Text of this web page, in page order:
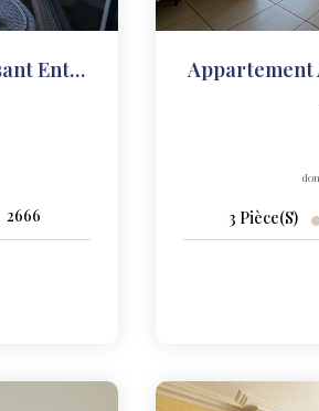
Appartement T3 60 M² Traversant Entièrement Rénové En Étage...
2666
Appartement
3 Pièce(s)